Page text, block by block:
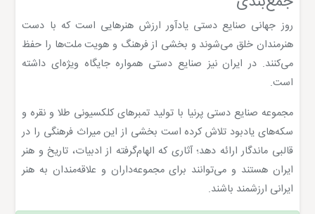
روز جهانی صنایع دستی یادآور ارزش هنرهایی است که با دست
هنرمندان خلق می‌شوند و بخشی از فرهنگ و هویت ملت‌ها را حفظ
می‌کنند. در ایران نیز صنایع دستی همواره جایگاه ویژه‌ای داشته
است.
مجموعه صنایع دستی پرنیا با تولید تمبرهای کلکسیونی طلا و نقره و
سکه‌های یادبود تلاش کرده است بخشی از این میراث فرهنگی را در
قالبی ماندگار ارائه دهد؛ آثاری که الهام‌گرفته از ادبیات، تاریخ و هنر
ایران هستند و می‌توانند برای مجموعه‌داران و علاقه‌مندان به هنر
ایرانی ارزشمند باشند.